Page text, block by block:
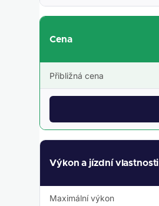
Cena
Přibližná cena
Výkon a jízdní vlastnosti
Maximální výkon